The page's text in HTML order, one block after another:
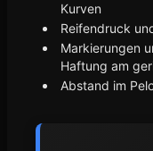
Kurven
Reifendruck
Markierungen
Haftung am
Abstand im